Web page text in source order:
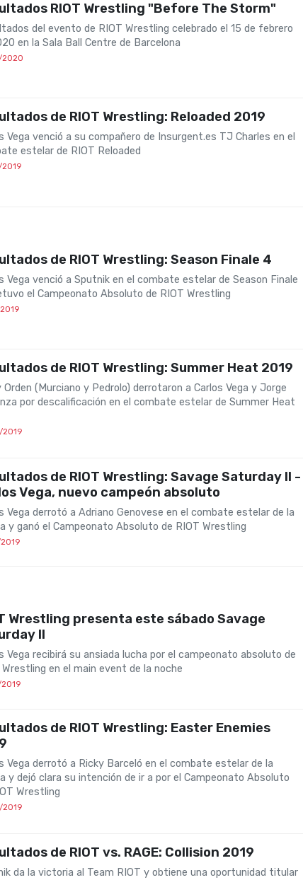
RIOT Wrestling "Before The Storm"
del evento de RIOT Wrestling celebrado el 15 de febrero
en la Sala Ball Centre de Barcelona
de RIOT Wrestling: Reloaded 2019
Vega venció a su compañero de Insurgent.es TJ Charles en el
estelar de RIOT Reloaded
de RIOT Wrestling: Season Finale 4
Vega venció a Sputnik en el combate estelar de Season Finale
el Campeonato Absoluto de RIOT Wrestling
de RIOT Wrestling: Summer Heat 2019
Orden (Murciano y Pedrolo) derrotaron a Carlos Vega y Jorge
por descalificación en el combate estelar de Summer Heat
de RIOT Wrestling: Savage Saturday II -
Vega, nuevo campeón absoluto
Vega derrotó a Adriano Genovese en el combate estelar de la
y ganó el Campeonato Absoluto de RIOT Wrestling
Wrestling presenta este sábado Savage
II
Vega recibirá su ansiada lucha por el campeonato absoluto de
Wrestling en el main event de la noche
de RIOT Wrestling: Easter Enemies
Vega derrotó a Ricky Barceló en el combate estelar de la
y dejó clara su intención de ir a por el Campeonato Absoluto
Wrestling
de RIOT vs. RAGE: Collision 2019
da la victoria al Team RIOT y obtiene una oportunidad titular